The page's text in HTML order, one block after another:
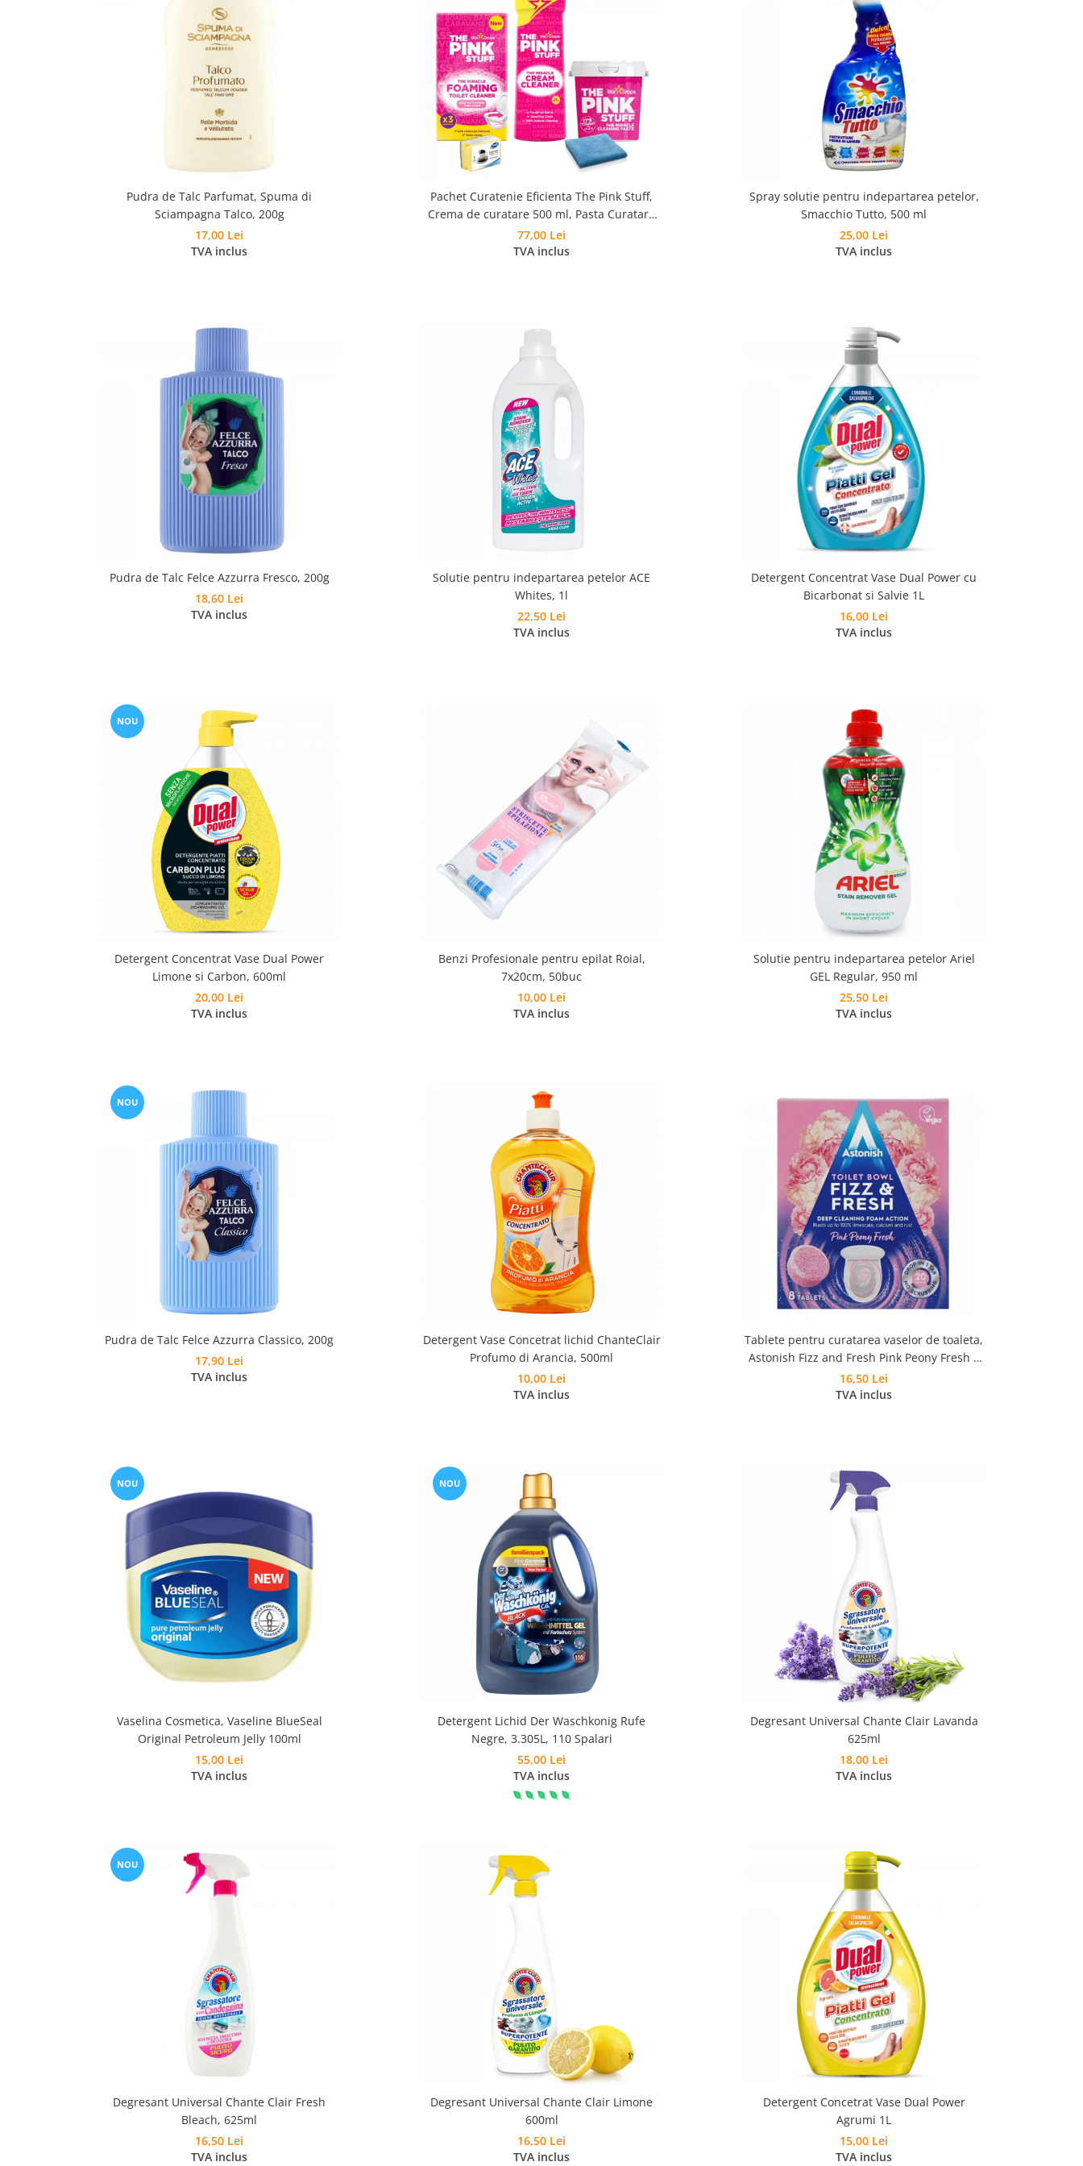
Pudra de Talc Parfumat, Spuma di
Sciampagna Talco, 200g
17,00 Lei
TVA inclus
Pachet Curatenie Eficienta The Pink Stuff,
Crema de curatare 500 ml, Pasta Curatare
850 g, Pudra Spumanta 300g, Laveta si
Burete
77,00 Lei
TVA inclus
Spray solutie pentru indepartarea petelor,
Smacchio Tutto, 500 ml
25,00 Lei
TVA inclus
Pudra de Talc Felce Azzurra Fresco, 200g
18,60 Lei
TVA inclus
Solutie pentru indepartarea petelor ACE
Whites, 1l
22,50 Lei
TVA inclus
Detergent Concentrat Vase Dual Power cu
Bicarbonat si Salvie 1L
16,00 Lei
TVA inclus
NOU
Detergent Concentrat Vase Dual Power
Limone si Carbon, 600ml
20,00 Lei
TVA inclus
Benzi Profesionale pentru epilat Roial,
7x20cm, 50buc
10,00 Lei
TVA inclus
Solutie pentru indepartarea petelor Ariel
GEL Regular, 950 ml
25,50 Lei
TVA inclus
NOU
Pudra de Talc Felce Azzurra Classico, 200g
17,90 Lei
TVA inclus
Detergent Vase Concetrat lichid ChanteClair
Profumo di Arancia, 500ml
10,00 Lei
TVA inclus
Tablete pentru curatarea vaselor de toaleta,
Astonish Fizz and Fresh Pink Peony Fresh 8
buc
16,50 Lei
TVA inclus
NOU
Vaselina Cosmetica, Vaseline BlueSeal
Original Petroleum Jelly 100ml
15,00 Lei
TVA inclus
NOU
Detergent Lichid Der Waschkonig Rufe
Negre, 3.305L, 110 Spalari
55,00 Lei
TVA inclus
Degresant Universal Chante Clair Lavanda
625ml
18,00 Lei
TVA inclus
NOU
Degresant Universal Chante Clair Fresh
Bleach, 625ml
16,50 Lei
TVA inclus
Degresant Universal Chante Clair Limone
600ml
16,50 Lei
TVA inclus
Detergent Concetrat Vase Dual Power
Agrumi 1L
15,00 Lei
TVA inclus